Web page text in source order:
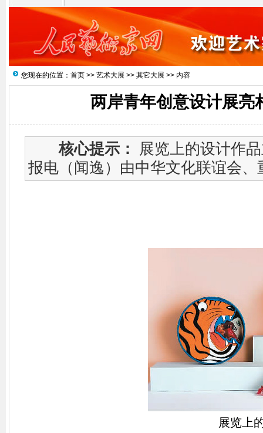
您现在的位置： 首页 >> 艺术大展 >> 其它大展 >> 内容
两岸青年创意设计展亮
核心提示：
展览上的设计作
报电（闻逸）由中华文化联谊会、
展览上